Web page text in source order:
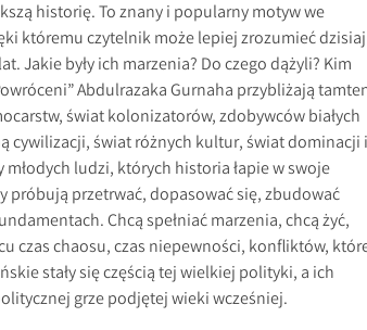
historię. To znany i popularny motyw we
któremu czytelnik może lepiej zrozumieć dzisiaj
Jakie były ich marzenia? Do czego dążyli? Kim
Abdulrazaka Gurnaha przybliżają
świat kolonizatorów, zdobywców białych
cywilizacji, świat różnych kultur, świat dominacji i
ludzi, których historia łapie w swoje
próbują przetrwać, dopasować się, zbudować
Chcą spełniać marzenia, chcą żyć,
czas chaosu, czas niepewności, konfliktów,
stały się częścią tej wielkiej polityki, a ich
grze podjętej wieki wcześniej.